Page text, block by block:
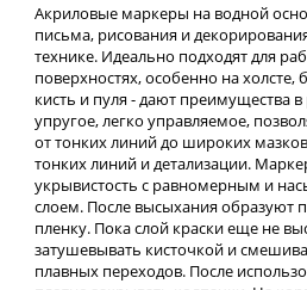
Акриловые маркеры на водной
письма, рисования и
технике. Идеально подходят для
поверхностях, особенно на холсте,
кисть и пуля - дают преимущества
упругое, легко управляемое,
от тонких линий до широких
тонких линий и детализации.
укрывистость с равномерным и
слоем. После высыхания
пленку. Пока слой краски еще не
затушевывать кисточкой и
плавных переходов. После